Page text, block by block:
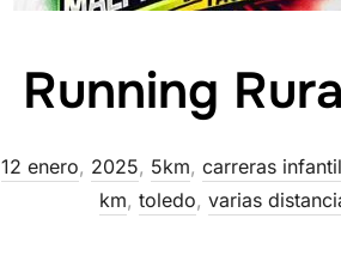
Running
12 enero, 2025, 5km, carreras
km, toledo, varias